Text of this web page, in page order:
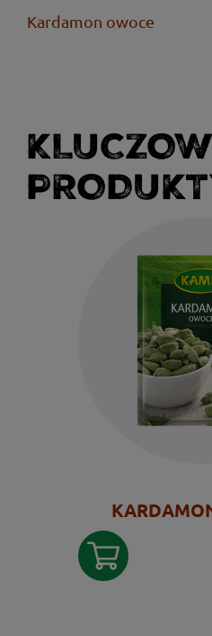
Kardamon owoce